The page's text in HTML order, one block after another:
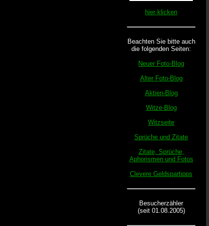
hier klicken
Beachten Sie bitte auch
die folgenden Seiten:
Neuer Foto-Blog
Alter Foto-Blog
Aktien-Blog
Witze-Blog
Witzseite
Sprüche und Zitate
Zitate, Sprüche,
Aphorismen und Fotos
Clevere Geldspartipps
Besucherzähler
(seit 01.08.2005)